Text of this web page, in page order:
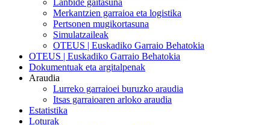
Merkantzien garraioa eta logistika
Pertsonen mugikortasuna
Simulatzaileak
OTEUS | Euskadiko Garraio Behatokia
OTEUS | Euskadiko Garraio Behatokia
Dokumentuak eta argitalpenak
Araudia
Lurreko garraioei buruzko araudia
Itsas garraioaren arloko araudia
Estatistika
Loturak